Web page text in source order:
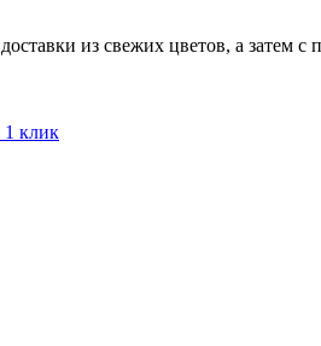
из свежих цветов, а затем с
1 клик